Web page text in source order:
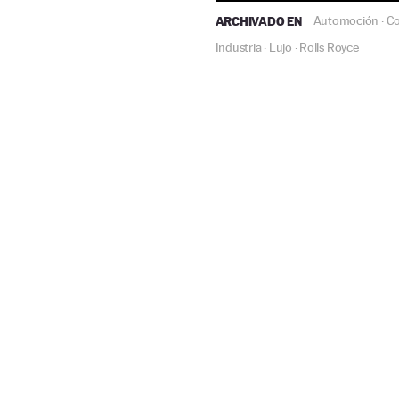
ARCHIVADO EN Automoción ·
Industria· Lujo ·Rolls Royce